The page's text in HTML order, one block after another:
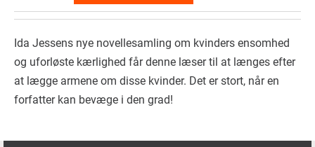
Ida Jessens nye novellesamling om kvinders ensomhed
og uforløste kærlighed får denne læser til at længes efter
at lægge armene om disse kvinder. Det er stort, når en
forfatter kan bevæge i den grad!